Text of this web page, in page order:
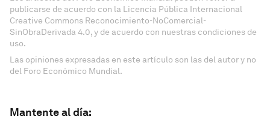
publicarse de acuerdo con la Licencia Pública Internacional
Creative Commons Reconocimiento-NoComercial-
SinObraDerivada 4.0, y de acuerdo con nuestras condiciones de
uso.
Las opiniones expresadas en este artículo son las del autor y no
del Foro Económico Mundial.
Mantente al día: